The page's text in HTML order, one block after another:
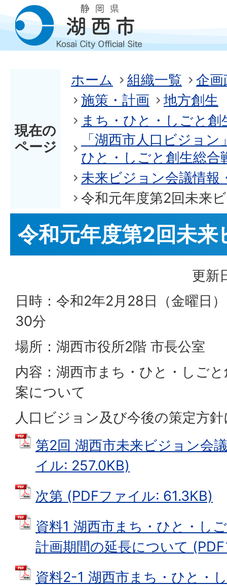
現在の
ページ
ホーム 組織一覧
企画
施策・計画
地方創生
まち・ひと・しごと創
「湖西市人口ビジョ
ひと・しごと創生総合
未来ビジョン会議情報
令和元年度第2回未来
令和元年度第2回未来
更新
日時：令和2年2月28日（金曜日
30分
場所：湖西市役所2階 市長公室
内容：湖西市まち・ひと・しご
案について
人口ビジョン及び今後の策定方
第2回 湖西市未来ビジョン会
イル: 257.0KB)
次第 (PDFファイル: 61.3KB)
資料1 湖西市まち・ひと・し
計画期間の延長について
資料2-1 湖西市まち・ひと・